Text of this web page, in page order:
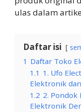
ulas dalam
Daftar isi
1 Daftar Toko
1.1 1. Ufo
Elektronik
1.2 2.
Elektronik